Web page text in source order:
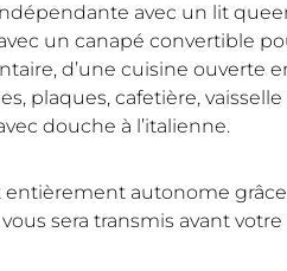
avec un lit
un canapé convertible
d’une cuisine ouverte
plaques, cafetière,
douche à l’italienne.
entièrement autonome
sera transmis avant